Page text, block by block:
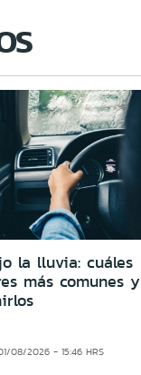
la lluvia: cuáles
más comunes y
08/2026 - 15:46 HRS